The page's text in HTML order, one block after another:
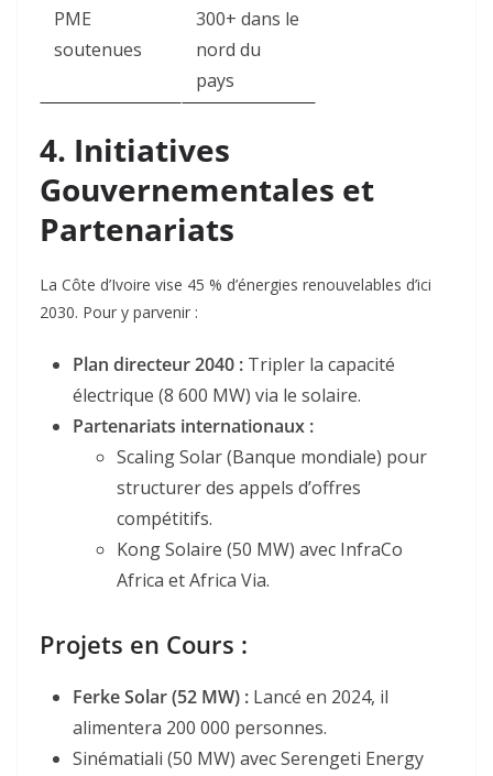
PME
soutenues
300+ dans le
nord du
pays
4. Initiatives
Gouvernementales et
Partenariats
La Côte d’Ivoire vise 45 % d’énergies renouvelables d’ici
2030. Pour y parvenir :
Plan directeur 2040 : Tripler la capacité
électrique (8 600 MW) via le solaire.
Partenariats internationaux :
Scaling Solar (Banque mondiale) pour
structurer des appels d’offres
compétitifs.
Kong Solaire (50 MW) avec InfraCo
Africa et Africa Via.
Projets en Cours :
Ferke Solar (52 MW) : Lancé en 2024, il
alimentera 200 000 personnes.
Sinématiali (50 MW) avec Serengeti Energy